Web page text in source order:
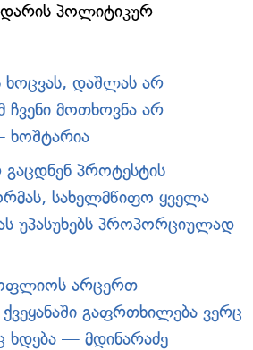
პოლიტიკურ
ხოცვას, დაშლას არ
ჩვენი მოთხოვნა არ
ხოშტარია
პროტესტის
სახელმწიფო ყველა
უპასუხებს პროპორციულად
არცერთ
გაფრთხილება ვერც
ხდება — მდინარაძე